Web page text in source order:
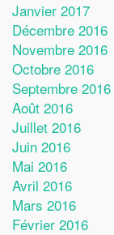
Janvier 2017
Décembre 2016
Novembre 2016
Octobre 2016
Septembre 2016
Août 2016
Juillet 2016
Juin 2016
Mai 2016
Avril 2016
Mars 2016
Février 2016